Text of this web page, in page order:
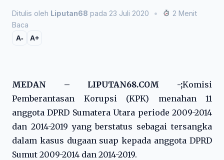
Ditulis oleh Liputan68 pada 23 Juli 2020 •
2 Menit
Baca
A- A+
MEDAN – LIPUTAN68.COM -;Komisi
Pemberantasan Korupsi (KPK) menahan 11
anggota DPRD Sumatera Utara periode 2009-2014
dan 2014-2019 yang berstatus sebagai tersangka
dalam kasus dugaan suap kepada anggota DPRD
Sumut 2009-2014 dan 2014-2019.